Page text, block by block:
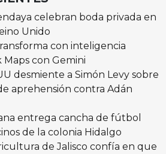
celebran boda privada en
Unido
con inteligencia
Maps con Gemini
desmiente a Simón Levy sobre
aprehensión contra Adán
entrega cancha de fútbol
de la colonia Hidalgo
de Jalisco confía en que